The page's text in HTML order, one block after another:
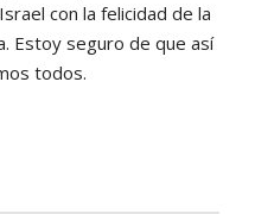
con la felicidad de la
Estoy seguro de que así
todos.